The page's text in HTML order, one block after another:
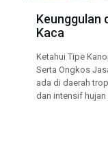
Keunggulan
Kaca
Ketahui Tipe
Serta Ongkos
ada di daerah
dan intensif